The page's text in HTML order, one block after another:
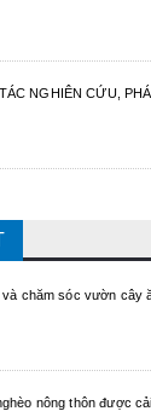
NGHIÊN CỨU,
chăm sóc vườn cây
nông thôn được